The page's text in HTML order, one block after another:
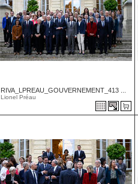
RIVA_LPREAU_GOUVERNEMENT_413 ...
Lionel Préau